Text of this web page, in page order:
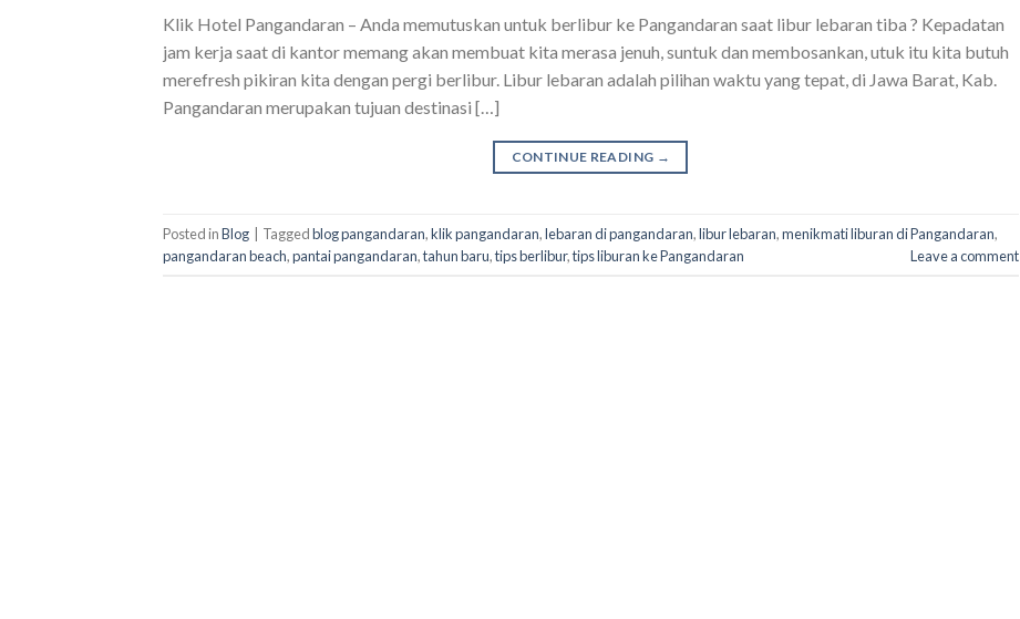
Klik Hotel Pangandaran – Anda memutuskan untuk berlibur ke Pangandaran saat libur lebaran tiba ? Kepadatan
jam kerja saat di kantor memang akan membuat kita merasa jenuh, suntuk dan membosankan, utuk itu kita butuh
merefresh pikiran kita dengan pergi berlibur. Libur lebaran adalah pilihan waktu yang tepat, di Jawa Barat, Kab.
Pangandaran merupakan tujuan destinasi […]
CONTINUE READING →
Posted inBlog Taggedblog pangandaran,klik pangandaran,lebaran di pangandaran,libur lebaran,menikmati liburan di Pangandaran,
pangandaran beach,pantai pangandaran,tahun baru,tips berlibur,tips liburan ke Pangandaran Leave a comment